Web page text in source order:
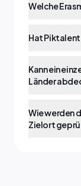
Welche
Hat Piktalent
Kann ein
Länder
Wie werden
Zielort